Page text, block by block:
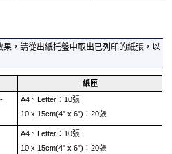
果，請從出紙托盤中取出已列印的紙張，以
紙匣
A4、Letter：10張
10 x 15cm(4" x 6")：20張
A4、Letter：10張
10 x 15cm(4" x 6")：20張